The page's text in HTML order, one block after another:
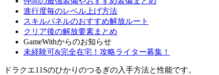
進行度毎のレベル上げ方法
スキルパネルのおすすめ解放ルート
クリア後の解放要素まとめ
GameWithからのお知らせ
未経験可&完全在宅！攻略ライター募集！
ドラクエ11Sのひかりのつるぎの入手方法と性能です。